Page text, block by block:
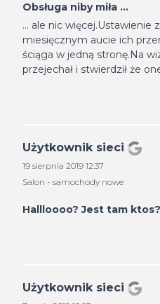
Obsługa niby miła ...
... ale nic więcej.Ustawienie
miesięcznym aucie ich
ściąga w jedną stronę.Na
przejechał i stwierdził że
Użytkownik sieci
19 sierpnia 2019 12:37
Salon - samochody nowe
Hallloooo? Jest tam
Użytkownik sieci